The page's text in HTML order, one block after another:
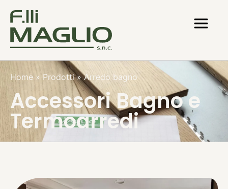
Home » Prodotti»Arredo bagno
Accessori Bagno e
Termoarredi